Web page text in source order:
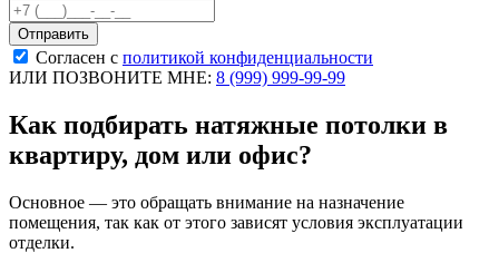
Согласен с политикой конфиденциальности
ИЛИ ПОЗВОНИТЕ МНЕ: 8 (999) 999-99-99
Как подбирать натяжные потолки в
квартиру, дом или офис?
Основное — это обращать внимание на назначение
помещения, так как от этого зависят условия эксплуатации
отделки.